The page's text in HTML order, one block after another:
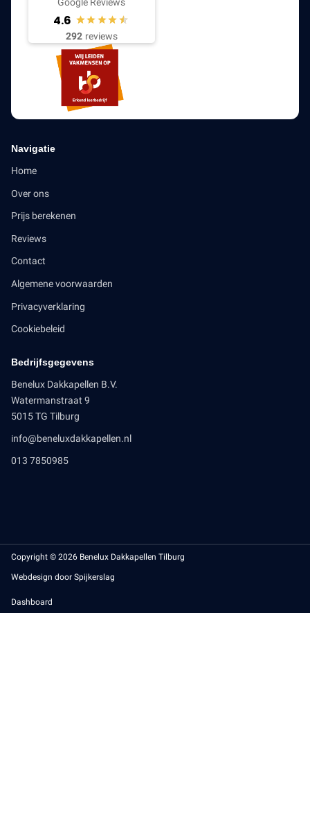
4.6
292 reviews
Navigatie
Home
Over ons
Prijs berekenen
Reviews
Contact
Algemene voorwaarden
Privacyverklaring
Cookiebeleid
Bedrijfsgegevens
Benelux Dakkapellen B.V.
Watermanstraat 9
5015 TG Tilburg
info@beneluxdakkapellen.nl
013 7850985
Copyright © 2026 Benelux Dakkapellen Tilburg
Webdesign door Spijkerslag
Dashboard